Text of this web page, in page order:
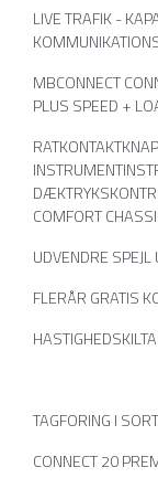
LIVE TRAFIK -
MBCONNECT
PLUS SPEED +
COMFORT
UDVENDRE
FLERÅR GRATIS
TAGFORING I
CONNECT 20